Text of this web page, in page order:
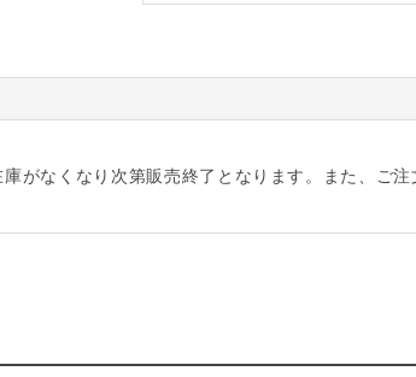
がなくなり次第販売終了となります。また、ご